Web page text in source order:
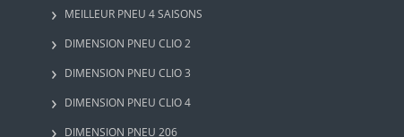
MEILLEUR PNEU 4 SAISONS
DIMENSION PNEU CLIO 2
DIMENSION PNEU CLIO 3
DIMENSION PNEU CLIO 4
DIMENSION PNEU 206